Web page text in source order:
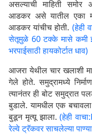
असल्याची माहिती समोर
आडकर असे यातील एका
आडकर यांचीच होती. (हेही
सेतूमुळे 60 टक्के मासे कमी
भरपाईसाठी हायकोर्टात धाव)
आजरा येथील चार खलाशी
गेले होते. समुद्रामध्ये
त्यानंतर ही बोट समुद्रात
बुडाले. यामधील एक
बुडून मृत्यू झाला.(हेही
रेल्वे ट्रॅकवर साचलेल्या